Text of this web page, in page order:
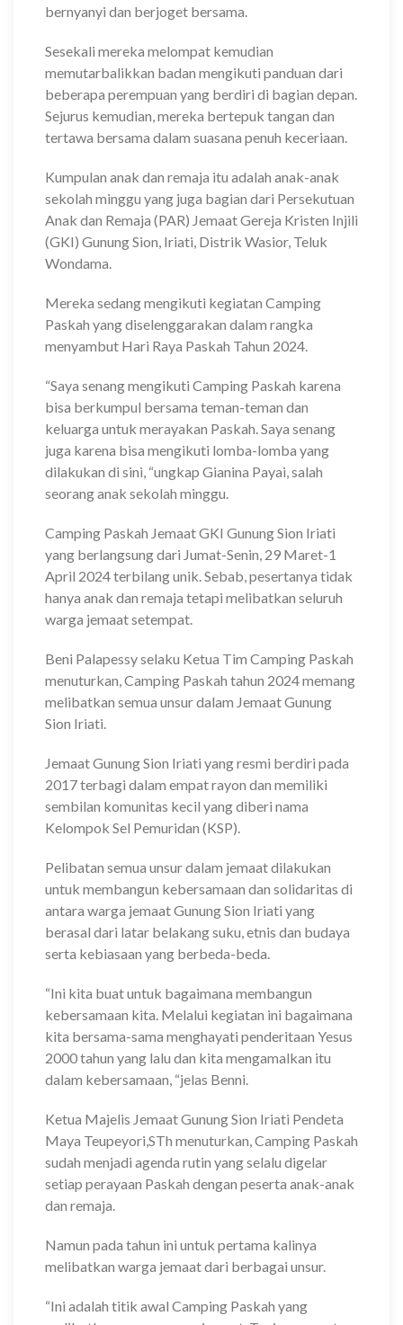
bernyanyi dan berjoget bersama.
Sesekali mereka melompat kemudian
memutarbalikkan badan mengikuti panduan dari
beberapa perempuan yang berdiri di bagian depan.
Sejurus kemudian, mereka bertepuk tangan dan
tertawa bersama dalam suasana penuh keceriaan.
Kumpulan anak dan remaja itu adalah anak-anak
sekolah minggu yang juga bagian dari Persekutuan
Anak dan Remaja (PAR) Jemaat Gereja Kristen Injili
(GKI) Gunung Sion, Iriati, Distrik Wasior, Teluk
Wondama.
Mereka sedang mengikuti kegiatan Camping
Paskah yang diselenggarakan dalam rangka
menyambut Hari Raya Paskah Tahun 2024.
“Saya senang mengikuti Camping Paskah karena
bisa berkumpul bersama teman-teman dan
keluarga untuk merayakan Paskah. Saya senang
juga karena bisa mengikuti lomba-lomba yang
dilakukan di sini, “ungkap Gianina Payai, salah
seorang anak sekolah minggu.
Camping Paskah Jemaat GKI Gunung Sion Iriati
yang berlangsung dari Jumat-Senin, 29 Maret-1
April 2024 terbilang unik. Sebab, pesertanya tidak
hanya anak dan remaja tetapi melibatkan seluruh
warga jemaat setempat.
Beni Palapessy selaku Ketua Tim Camping Paskah
menuturkan, Camping Paskah tahun 2024 memang
melibatkan semua unsur dalam Jemaat Gunung
Sion Iriati.
Jemaat Gunung Sion Iriati yang resmi berdiri pada
2017 terbagi dalam empat rayon dan memiliki
sembilan komunitas kecil yang diberi nama
Kelompok Sel Pemuridan (KSP).
Pelibatan semua unsur dalam jemaat dilakukan
untuk membangun kebersamaan dan solidaritas di
antara warga jemaat Gunung Sion Iriati yang
berasal dari latar belakang suku, etnis dan budaya
serta kebiasaan yang berbeda-beda.
“Ini kita buat untuk bagaimana membangun
kebersamaan kita. Melalui kegiatan ini bagaimana
kita bersama-sama menghayati penderitaan Yesus
2000 tahun yang lalu dan kita mengamalkan itu
dalam kebersamaan, “jelas Benni.
Ketua Majelis Jemaat Gunung Sion Iriati Pendeta
Maya Teupeyori,STh menuturkan, Camping Paskah
sudah menjadi agenda rutin yang selalu digelar
setiap perayaan Paskah dengan peserta anak-anak
dan remaja.
Namun pada tahun ini untuk pertama kalinya
melibatkan warga jemaat dari berbagai unsur.
“Ini adalah titik awal Camping Paskah yang